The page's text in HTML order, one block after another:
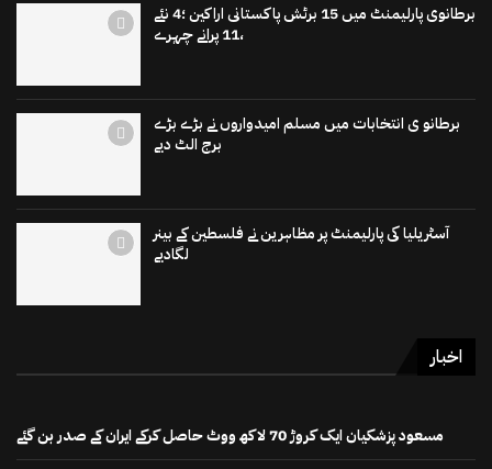
برطانوی پارلیمنٹ میں 15 برٹش پاکستانی اراکین ؛4 نئے
،11 پرانے چہرے
برطانو ی انتخابات میں مسلم امیدواروں نے بڑے بڑے
برج الٹ دیے
آسٹریلیا کی پارلیمنٹ پر مظاہرین نے فلسطین کے بینر
لگادیے
اخبار
مسعود پزشکیان ایک کروڑ 70 لاکھ ووٹ حاصل کرکے ایران کے صدر بن گئے